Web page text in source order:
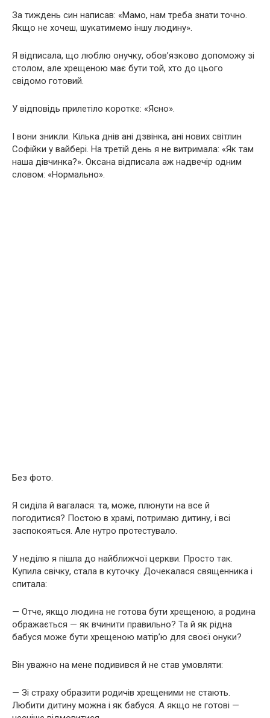
За тиждень син написав: «Мамо, нам треба знати точно.
Якщо не хочеш, шукатимемо іншу людину».
Я відписала, що люблю онучку, обов’язково допоможу зі
столом, але хрещеною має бути той, хто до цього
свідомо готовий.
У відповідь прилетіло коротке: «Ясно».
І вони зникли. Кілька днів ані дзвінка, ані нових світлин
Софійки у вайбері. На третій день я не витримала: «Як там
наша дівчинка?». Оксана відписала аж надвечір одним
словом: «Нормально».
Без фото.
Я сиділа й вагалася: та, може, плюнути на все й
погодитися? Постою в храмі, потримаю дитину, і всі
заспокояться. Але нутро протестувало.
У неділю я пішла до найближчої церкви. Просто так.
Купила свічку, стала в куточку. Дочекалася священника і
спитала:
— Отче, якщо людина не готова бути хрещеною, а родина
ображається — як вчинити правильно? Та й як рідна
бабуся може бути хрещеною матірʼю для своєї онуки?
Він уважно на мене подивився й не став умовляти:
— Зі страху образити родичів хрещеними не стають.
Любити дитину можна і як бабуся. А якщо не готові —